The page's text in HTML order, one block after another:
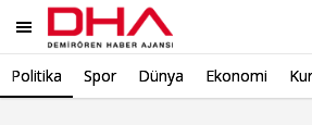
Politika Spor Dünya Ekonomi